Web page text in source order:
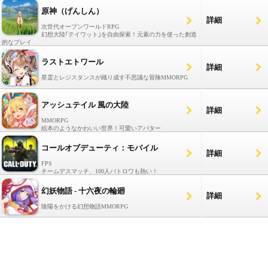
原神（げんしん）
次世代オープンワールドRPG
幻想大陸｢テイワット｣を自由探索！元素の力を使った創造
的なプレイ
詳細
ラストエトワール
星霊とレジスタンスが織り成す不思議な冒険MMORPG
詳細
アッシュテイル 風の大陸
MMORPG
絵本のようなかわいい世界！可愛いアバター
詳細
コールオブデューティ：モバイル
FPS
チームデスマッチ、100人バトロワも熱い！
詳細
幻妖物語 - 十六夜の輪廻
陰陽をかける幻想物語MMORPG
詳細